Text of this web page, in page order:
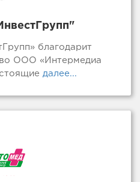
благодарит
ООО «Интермедиа
далее...